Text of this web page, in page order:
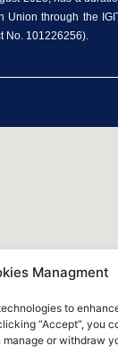
Managment
to
“Accept”, you
or withdraw
through the
No. 101226256).